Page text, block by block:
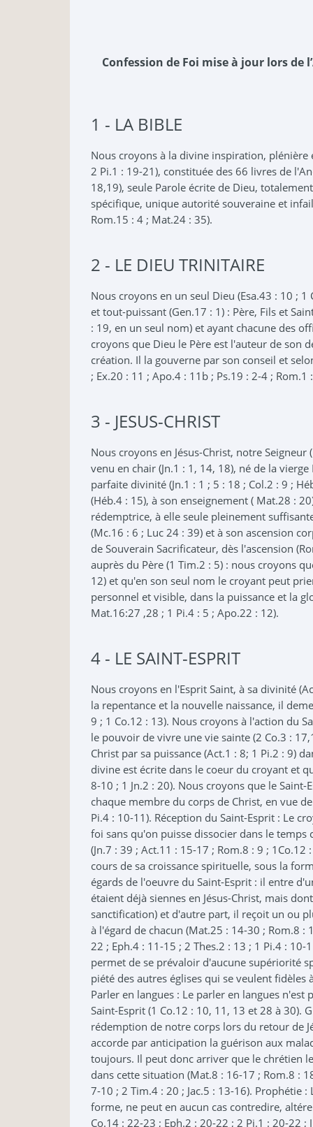
Confession de Foi mise à jour lors de
1 - LA BIBLE
Nous croyons à la divine inspiration, plénière
2 Pi.1 : 19-21), constituée des 66 livres de
18,19), seule Parole écrite de Dieu,
spécifique, unique autorité souveraine et
Rom.15 : 4 ; Mat.24 : 35).
2 - LE DIEU TRINITAIRE
Nous croyons en un seul Dieu (Esa.43 : 10 ;
et tout-puissant (Gen.17 : 1) : Père, Fils et
: 19, en un seul nom) et ayant chacune des
croyons que Dieu le Père est l'auteur de son
création. Il la gouverne par son conseil et
; Ex.20 : 11 ; Apo.4 : 11b ; Ps.19 : 2-4 ; Rom.1
3 - JESUS-CHRIST
Nous croyons en Jésus-Christ, notre
venu en chair (Jn.1 : 1, 14, 18), né de la
parfaite divinité (Jn.1 : 1 ; 5 : 18 ; Col.2 : 9 ;
(Héb.4 : 15), à son enseignement ( Mat.28 :
rédemptrice, à elle seule pleinement
(Mc.16 : 6 ; Luc 24 : 39) et à son ascension
de Souverain Sacrificateur, dès l'ascension
auprès du Père (1 Tim.2 : 5) : nous croyons
12) et qu'en son seul nom le croyant peut
personnel et visible, dans la puissance et la
Mat.16:27 ,28 ; 1 Pi.4 : 5 ; Apo.22 : 12).
4 - LE SAINT-ESPRIT
Nous croyons en l'Esprit Saint, à sa divinité
la repentance et la nouvelle naissance, il
9 ; 1 Co.12 : 13). Nous croyons à l'action du
le pouvoir de vivre une vie sainte (2 Co.3 :
Christ par sa puissance (Act.1 : 8; 1 Pi.2 : 9)
divine est écrite dans le coeur du croyant et
8-10 ; 1 Jn.2 : 20). Nous croyons que le
chaque membre du corps de Christ, en vue
Pi.4 : 10-11). Réception du Saint-Esprit : Le
foi sans qu'on puisse dissocier dans le
(Jn.7 : 39 ; Act.11 : 15-17 ; Rom.8 : 9 ;
cours de sa croissance spirituelle, sous la
égards de l'oeuvre du Saint-Esprit : il entre
étaient déjà siennes en Jésus-Christ, mais
sanctification) et d'autre part, il reçoit un ou
à l'égard de chacun (Mat.25 : 14-30 ; Rom.8 :
22 ; Eph.4 : 11-15 ; 2 Thes.2 : 13 ; 1 Pi.4 :
permet de se prévaloir d'aucune supériorité
piété des autres églises qui se veulent fidèles
Parler en langues : Le parler en langues
Saint-Esprit (1 Co.12 : 10, 11, 13 et 28 à 30).
rédemption de notre corps lors du retour de
accorde par anticipation la guérison aux
toujours. Il peut donc arriver que le chrétien
dans cette situation (Mat.8 : 16-17 ; Rom.8 :
7-10 ; 2 Tim.4 : 20 ; Jac.5 : 13-16). Prophétie
forme, ne peut en aucun cas contredire,
Co.14 : 22-23 ; Eph.2 : 20-22 ; 2 Pi.1 : 20-22 ;